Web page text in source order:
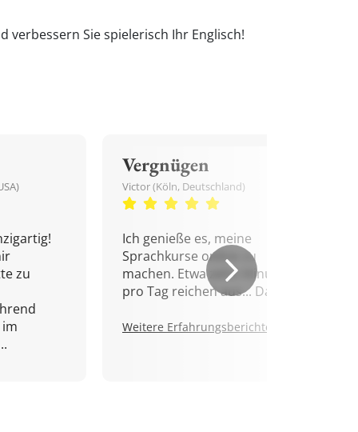
verbessern Sie spielerisch Ihr Englisch!
zu
Vergnügen
Victor (Köln, Deutschland)
Ich genieße es, meine
Sprachkurse online zu
machen. Etwa zehn Minuten
pro Tag reichen aus... Danke!
Weitere Erfahrungsberichte.